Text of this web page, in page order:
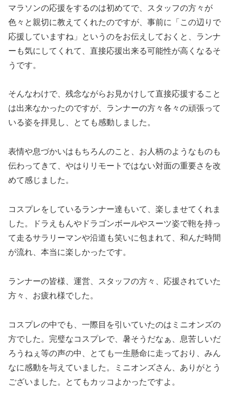
マラソンの応援をするのは初めてで、スタッフの方々が
色々と親切に教えてくれたのですが、事前に「この辺りで
応援していますね」というのをお伝えしておくと、ランナ
ーも気にしてくれて、直接応援出来る可能性が高くなるそ
うです。
そんなわけで、残念ながらお見かけして直接応援すること
は出来なかったのですが、ランナーの方々各々の頑張って
いる姿を拝見し、とても感動しました。
表情や息づかいはもちろんのこと、お人柄のようなものも
伝わってきて、やはりリモートではない対面の重要さを改
めて感じました。
コスプレをしているランナー達もいて、楽しませてくれま
した。ドラえもんやドラゴンボールやスーツ姿で鞄を持っ
て走るサラリーマンや沿道も笑いに包まれて、和んだ時間
が流れ、本当に楽しかったです。
ランナーの皆様、運営、スタッフの方々、応援されていた
方々、お疲れ様でした。
コスプレの中でも、一際目を引いていたのはミニオンズの
方でした。完璧なコスプレで、暑そうだなぁ、息苦しいだ
ろうねぇ等の声の中、とても一生懸命に走っており、みん
なに感動を与えていました。ミニオンズさん、ありがとう
ございました。とてもカッコよかったですよ。